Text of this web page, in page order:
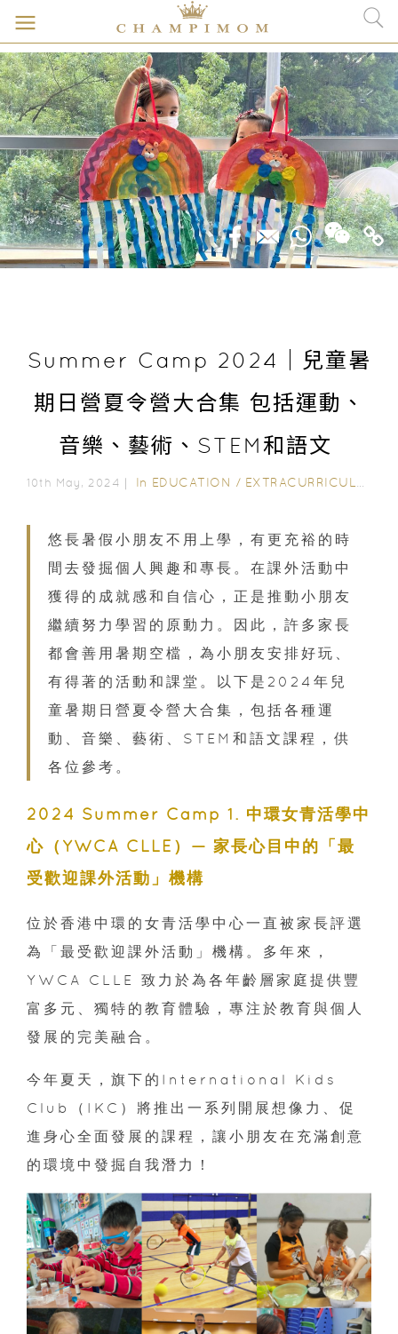
Summer Camp 2024｜兒童暑
期日營夏令營大合集 包括運動、
音樂、藝術、STEM和語文
10th May, 2024｜ In EDUCATION / EXTRACURRICULAR ACTIVITIES
悠長暑假小朋友不用上學，有更充裕的時
間去發掘個人興趣和專長。在課外活動中
獲得的成就感和自信心，正是推動小朋友
繼續努力學習的原動力。因此，許多家長
都會善用暑期空檔，為小朋友安排好玩、
有得著的活動和課堂。以下是2024年兒
童暑期日營夏令營大合集，包括各種運
動、音樂、藝術、STEM和語文課程，供
各位參考。
2024 Summer Camp 1. 中環女青活學中
心（YWCA CLLE）— 家長心目中的「最
受歡迎課外活動」機構
位於香港中環的女青活學中心一直被家長評選
為「最受歡迎課外活動」機構。多年來，
YWCA CLLE 致力於為各年齡層家庭提供豐
富多元、獨特的教育體驗，專注於教育與個人
發展的完美融合。
今年夏天，旗下的International Kids
Club（IKC）將推出一系列開展想像力、促
進身心全面發展的課程，讓小朋友在充滿創意
的環境中發掘自我潛力！